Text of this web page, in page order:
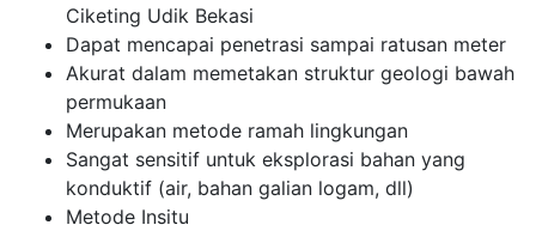
Ciketing Udik Bekasi
Dapat mencapai penetrasi sampai ratusan meter
Akurat dalam memetakan struktur geologi bawah
permukaan
Merupakan metode ramah lingkungan
Sangat sensitif untuk eksplorasi bahan yang
konduktif (air, bahan galian logam, dll)
Metode Insitu